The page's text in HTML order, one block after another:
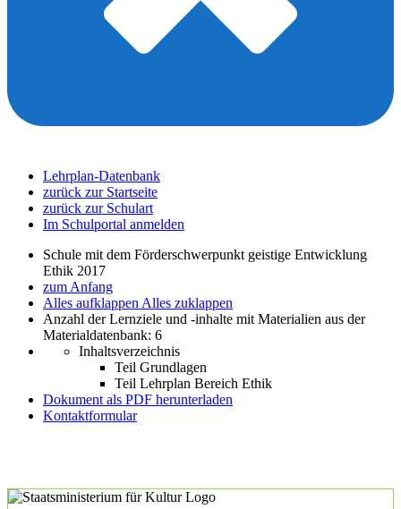
Lehrplan-Datenbank
zurück zur Startseite
zurück zur Schulart
Im Schulportal anmelden
Schule mit dem Förderschwerpunkt geistige Entwicklung
Ethik 2017
zum Anfang
Alles aufklappen Alles zuklappen
Anzahl der Lernziele und -inhalte mit Materialien aus der
Materialdatenbank: 6
Inhaltsverzeichnis
Teil Grundlagen
Teil Lehrplan Bereich Ethik
Dokument als PDF herunterladen
Kontaktformular